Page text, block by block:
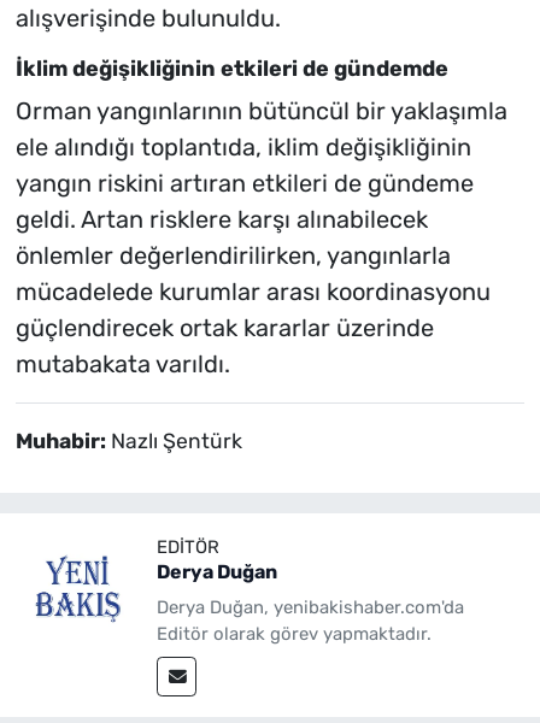
alışverişinde bulunuldu.
İklim değişikliğinin etkileri de gündemde
Orman yangınlarının bütüncül bir yaklaşımla
ele alındığı toplantıda, iklim değişikliğinin
yangın riskini artıran etkileri de gündeme
geldi. Artan risklere karşı alınabilecek
önlemler değerlendirilirken, yangınlarla
mücadelede kurumlar arası koordinasyonu
güçlendirecek ortak kararlar üzerinde
mutabakata varıldı.
Muhabir: Nazlı Şentürk
EDITÖR
Derya Duğan
Derya Duğan, yenibakishaber.com'da
Editör olarak görev yapmaktadır.